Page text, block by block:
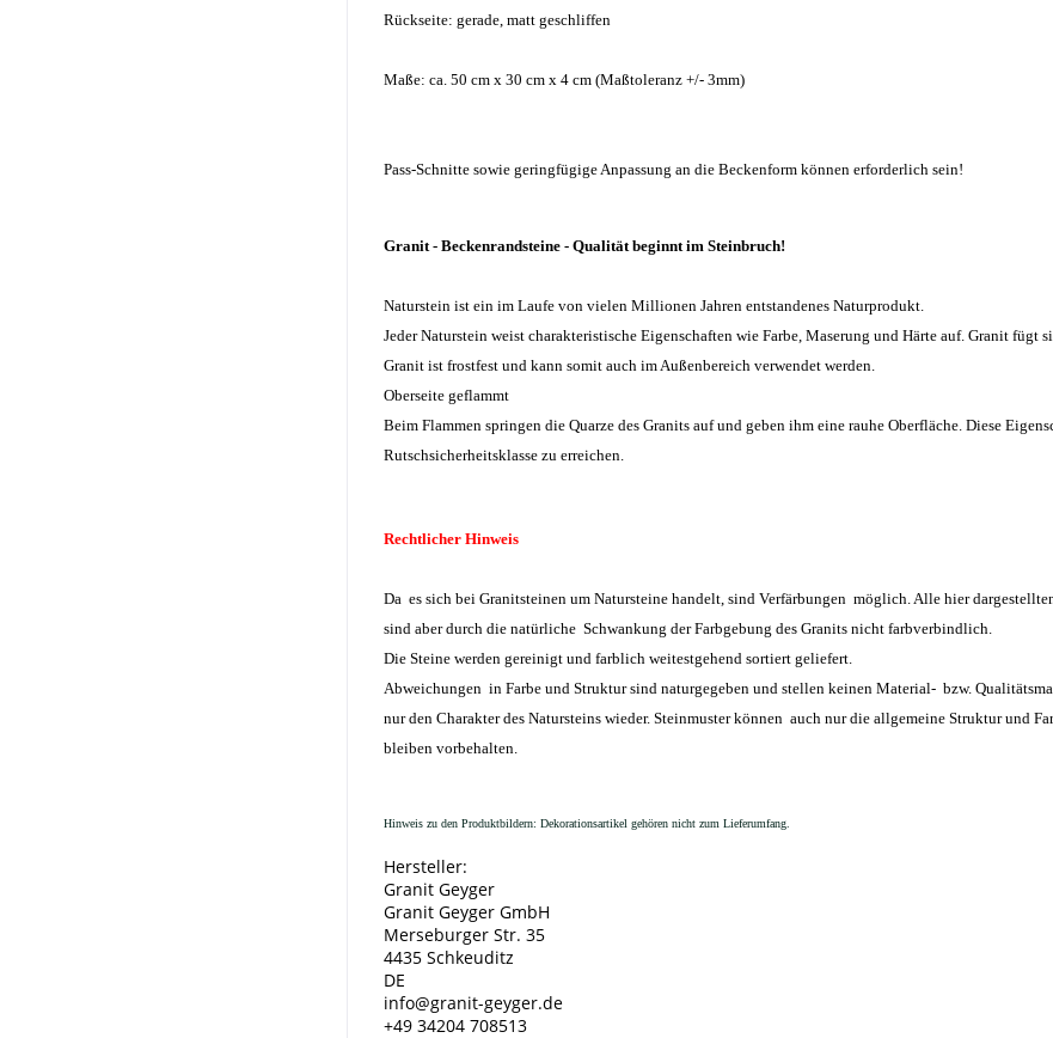
Rückseite: gerade, matt geschliffen
Maße: ca. 50 cm x 30 cm x 4 cm (Maßtoleranz +/- 3mm)
Pass-Schnitte sowie geringfügige Anpassung an die Beckenform können erforderlich sein!
Granit - Beckenrandsteine - Qualität beginnt im Steinbruch!
Naturstein ist ein im Laufe von vielen Millionen Jahren entstandenes Naturprodukt.
Jeder Naturstein weist charakteristische Eigenschaften wie Farbe, Maserung und Härte auf. Granit
Granit ist frostfest und kann somit auch im Außenbereich verwendet werden.
Oberseite geflammt
Beim Flammen springen die Quarze des Granits auf und geben ihm eine rauhe Oberfläche. Diese
Rutschsicherheitsklasse zu erreichen.
Rechtlicher Hinweis
Da es sich bei Granitsteinen um Natursteine handelt, sind Verfärbungen möglich. Alle hier
sind aber durch die natürliche Schwankung der Farbgebung des Granits nicht farbverbindlich.
Die Steine werden gereinigt und farblich weitestgehend sortiert geliefert.
Abweichungen in Farbe und Struktur sind naturgegeben und stellen keinen Material- bzw.
nur den Charakter des Natursteins wieder. Steinmuster können auch nur die allgemeine Struktur und
bleiben vorbehalten.
Hinweis zu den Produktbildern: Dekorationsartikel gehören nicht zum Lieferumfang.
Hersteller:
Granit Geyger
Granit Geyger GmbH
Merseburger Str. 35
4435 Schkeuditz
DE
info@granit-geyger.de
+49 34204 708513